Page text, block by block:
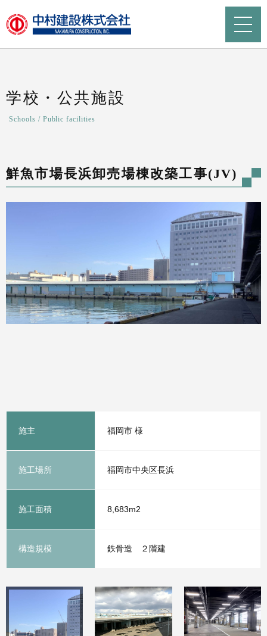
学校・公共施設
Schools / Public facilities
鮮魚市場長浜卸売場棟改築工事(JV)
施主 福岡市 様
施工場所 福岡市中央区長浜
施工面積 8,683m2
構造規模 鉄骨造 ２階建